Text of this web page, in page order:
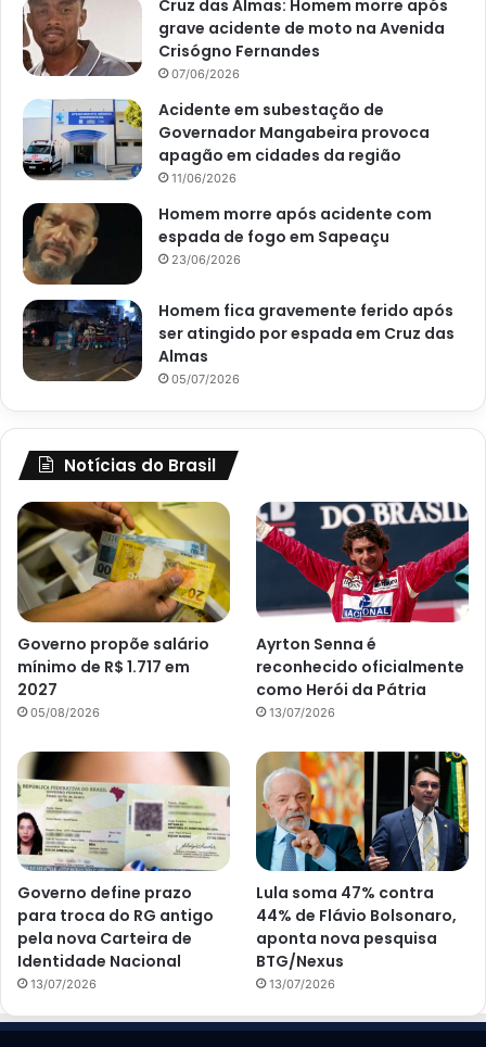
Cruz das Almas: Homem morre após
grave acidente de moto na Avenida
Crisógno Fernandes
07/06/2026
Acidente em subestação de
Governador Mangabeira provoca
apagão em cidades da região
11/06/2026
Homem morre após acidente com
espada de fogo em Sapeaçu
23/06/2026
Homem fica gravemente ferido após
ser atingido por espada em Cruz das
Almas
05/07/2026
Notícias do Brasil
Governo propõe salário
mínimo de R$ 1.717 em
2027
05/08/2026
Ayrton Senna é
reconhecido oficialmente
como Herói da Pátria
13/07/2026
Governo define prazo
para troca do RG antigo
pela nova Carteira de
Identidade Nacional
13/07/2026
Lula soma 47% contra
44% de Flávio Bolsonaro,
aponta nova pesquisa
BTG/Nexus
13/07/2026